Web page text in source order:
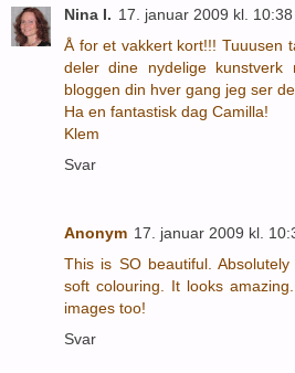
Nina I. 17. januar 2009 kl. 10:38
Å for et vakkert kort!!! Tuuusen
deler dine nydelige
bloggen din hver gang jeg ser
Ha en fantastisk dag Camilla!
Klem
Svar
Anonym 17. januar 2009 kl.
This is SO beautiful.
soft colouring. It looks
images too!
Svar